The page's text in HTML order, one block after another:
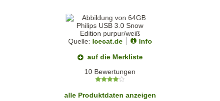
Quelle: Icecat.de
Info
auf die Merkliste
10 Bewertungen
alle Produktdaten anzeigen